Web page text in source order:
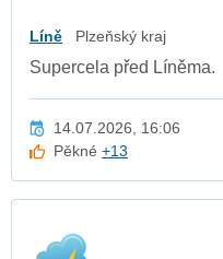
Líně Plzeňský kraj
Supercela před Líněma.
14.07.2026, 16:06
Pěkné+13